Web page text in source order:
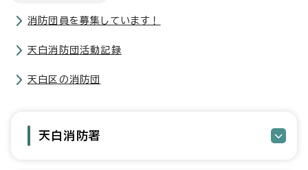
消防団員を募集しています！
天白消防団活動記録
天白区の消防団
天白消防署